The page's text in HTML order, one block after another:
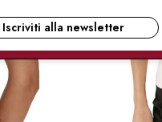
Iscriviti alla newsletter